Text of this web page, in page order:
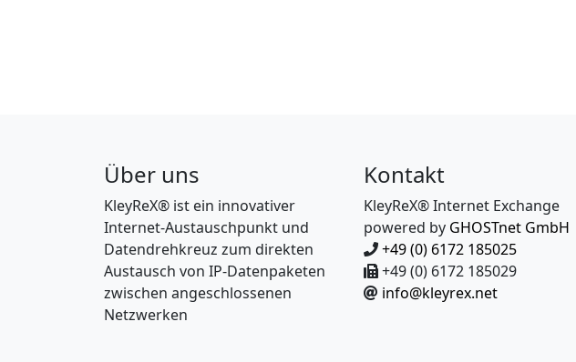
Über uns
KleyReX® ist ein innovativer
Internet-Austauschpunkt und
Datendrehkreuz zum direkten
Austausch von IP-Datenpaketen
zwischen angeschlossenen
Netzwerken
Kontakt
KleyReX® Internet Exchange
powered by GHOSTnet GmbH
+49 (0) 6172 185025
+49 (0) 6172 185029
info@kleyrex.net